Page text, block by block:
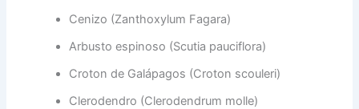
Cenizo (Zanthoxylum Fagara)
Arbusto espinoso (Scutia pauciflora)
Croton de Galápagos (Croton scouleri)
Clerodendro (Clerodendrum molle)